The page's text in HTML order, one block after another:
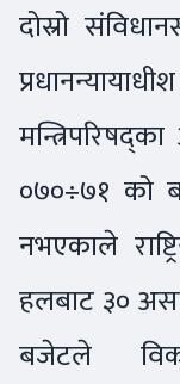
दोस्रो
०७०÷७१ को
नभएकाले
हलबाट ३०
बजेटले